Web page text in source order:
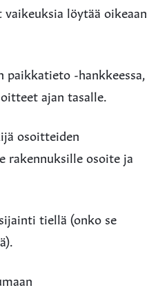
löytää oikeaan
paikkatieto -hankkeessa,
ajan tasalle.
osoitteiden
rakennuksille osoite ja
tiellä (onko se